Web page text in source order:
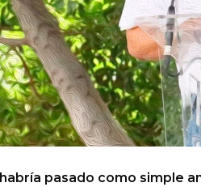
pasado como simple